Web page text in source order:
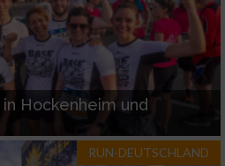
Hockenheim und
RUN-DEUTSCHLAND